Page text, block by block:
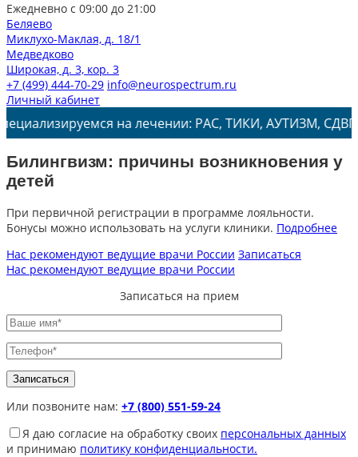
Ежедневно с 09:00 до 21:00
Беляево
Миклухо-Маклая, д. 18/1
Медведково
Широкая, д. 3, кор. 3
+7 (499) 444-70-29 info@neurospectrum.ru
Личный кабинет
на лечении: РАС, ТИКИ, АУТИЗМ, СДВГ, ЗПРР, ЗРР,
Билингвизм: причины возникновения у
детей
При первичной регистрации в программе лояльности.
Бонусы можно использовать на услуги клиники. Подробнее
Нас рекомендуют ведущие врачи России Записаться
Нас рекомендуют ведущие врачи России
Записаться на прием
Или позвоните нам: +7 (800) 551-59-24
Я даю согласие на обработку своих персональных данных
и принимаю политику конфиденциальности.